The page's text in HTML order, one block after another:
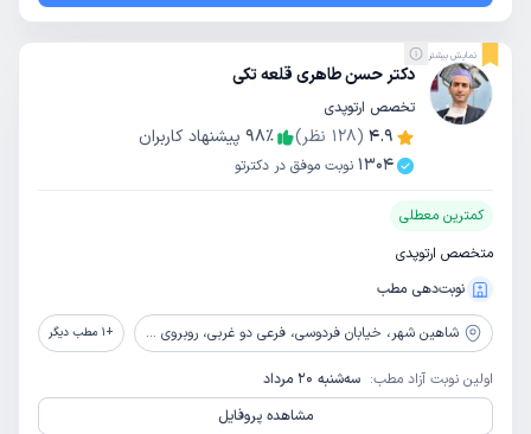
نمایش بیشتر
دکتر حسن طاهری قلعه تکی
تخصص ارتوپدی
4.9
(
128 نظر) 98٪
پیشنهاد کاربران
1304 نوبت موفق در دکترتو
کمترین معطلی
متخصص ارتوپدی
نوبت‌دهی مطب
شاهین شهر، خیابان فردوسی، فرعی دو غربی، روبروی داروخانه دکتر اقبالی +
1 مطب دیگر
اولین نوبت آزاد مطب: سه‌شنبه 20 مرداد
مشاهده پروفایل